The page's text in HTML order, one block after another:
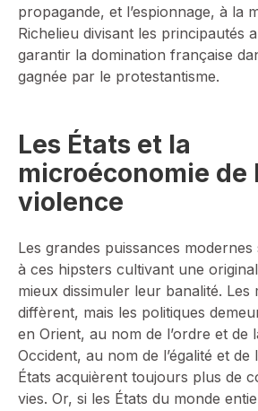
propagande, et l’espionnage, à la
Richelieu divisant les principautés
garantir la domination française
gagnée par le protestantisme.
Les États et la
microéconomie de
violence
Les grandes puissances
à ces hipsters cultivant une
mieux dissimuler leur banalité. Les
diffèrent, mais les politiques
en Orient, au nom de l’ordre et de
Occident, au nom de l’égalité et de
États acquièrent toujours plus de
vies. Or, si les États du monde